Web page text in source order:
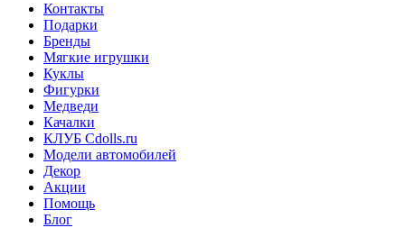
Контакты
Подарки
Бренды
Мягкие игрушки
Куклы
Фигурки
Медведи
Качалки
КЛУБ Cdolls.ru
Модели автомобилей
Декор
Акции
Помощь
Блог